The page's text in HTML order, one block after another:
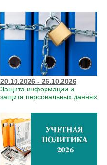
20.10.2026 - 26.10.2026
Защита информации и
защита персональных данных